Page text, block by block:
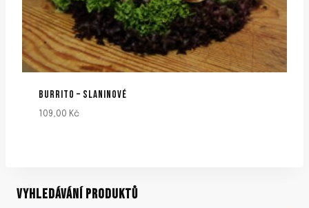
BURRITO – SLANINOVÉ
109,00 Kč
VYHLEDÁVÁNÍ PRODUKTŮ